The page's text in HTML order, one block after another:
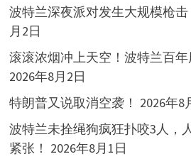
波特兰深夜派对发生大规模枪击
月2日
滚滚浓烟冲上天空！波特兰百年
2026年8月2日
特朗普又说取消空袭！ 2026年8
波特兰未拴绳狗疯狂扑咬3人，
紧张！ 2026年8月1日